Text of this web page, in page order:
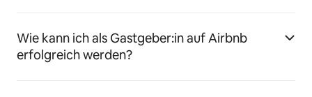
Wie kann ich als Gastgeber:in auf Airbnb
erfolgreich werden?